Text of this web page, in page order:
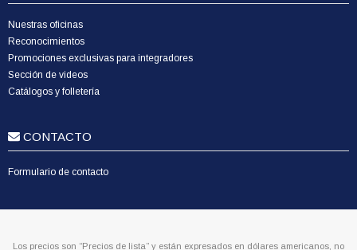
Nuestras oficinas
Reconocimientos
Promociones exclusivas para integradores
Sección de videos
Catálogos y folletería
CONTACTO
Formulario de contacto
Los precios son “Precios de lista” y están expresados en dólares americanos, no